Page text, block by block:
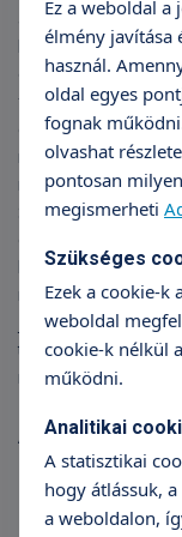
áthallgattam az
kicsit beszűkíti a
órát. Fiatalon az
feleségemet ott, az
este véletlenül
másnap pedig
miattam, az egyik
Szóval, néhány
kívánjuk folytatni.
nagy barátom.
játszani. A
tanulnak, tehát
népi hangszerek,
Az
hogyan
az ELTE-
Ez a weboldal a
élmény javítása
használ.
oldal egyes
fognak
olvashat
pontosan
megismerheti
Szükséges
Ezek a cookie-
weboldal
cookie-k nélkül
működni.
Analitikai
A statisztikai
hogy átlássuk,
a weboldalon,